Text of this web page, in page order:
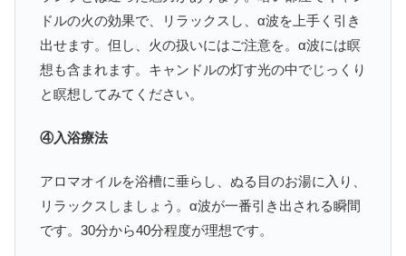
ドルの火の効果で、リラックスし、α波を上手く引き
出せます。但し、火の扱いにはご注意を。α波には瞑
想も含まれます。キャンドルの灯す光の中でじっくり
と瞑想してみてください。
④入浴療法
アロマオイルを浴槽に垂らし、ぬる目のお湯に入り、
リラックスしましょう。α波が一番引き出される瞬間
です。30分から40分程度が理想です。